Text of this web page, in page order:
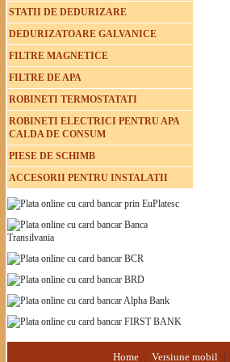
STATII DE DEDURIZARE
DEDURIZATOARE GALVANICE
FILTRE MAGNETICE
FILTRE DE APA
ROBINETI TERMOSTATATI
ROBINETI ELECTRICI PENTRU APA
CALDA DE CONSUM
PIESE DE SCHIMB
ACCESORII PENTRU INSTALATII
Home Versiune mobil